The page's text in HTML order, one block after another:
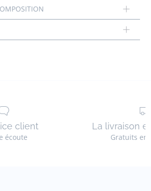
client
écoute
La livraison
Gratuits en